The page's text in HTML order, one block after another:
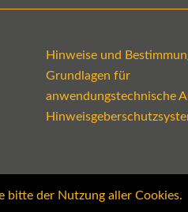
Hinweise und
Grundlagen für
anwendungstechnische
bitte der Nutzung aller Cookies.